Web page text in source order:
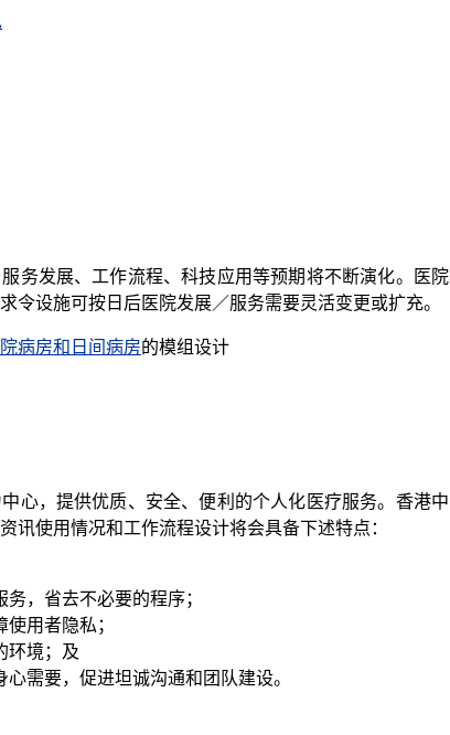
务发展、工作流程、科技应用等预期将不断演化。医
令设施可按日后医院发展／服务需要灵活变更或扩充。
病房和日间病房的模组设计
心，提供优质、安全、便利的个人化医疗服务。香港
讯使用情况和工作流程设计将会具备下述特点：
，省去不必要的程序；
用者隐私；
环境；及
需要，促进坦诚沟通和团队建设。